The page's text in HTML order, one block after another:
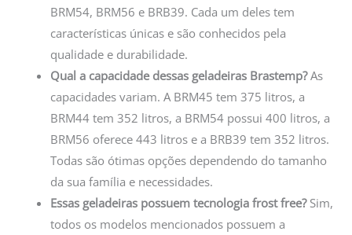
BRM54, BRM56 e BRB39. Cada um deles tem
características únicas e são conhecidos pela
qualidade e durabilidade.
Qual a capacidade dessas geladeiras Brastemp?As
capacidades variam. A BRM45 tem 375 litros, a
BRM44 tem 352 litros, a BRM54 possui 400 litros, a
BRM56 oferece 443 litros e a BRB39 tem 352 litros.
Todas são ótimas opções dependendo do tamanho
da sua família e necessidades.
Essas geladeiras possuem tecnologia frost free?Sim,
todos os modelos mencionados possuem a